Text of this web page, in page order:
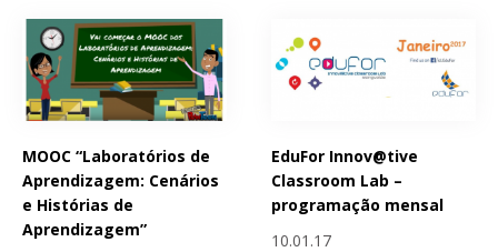
MOOC “Laboratórios de
Aprendizagem: Cenários
e Histórias de
Aprendizagem”
EduFor Innov@tive
Classroom Lab –
programação mensal
10.01.17
Páginas